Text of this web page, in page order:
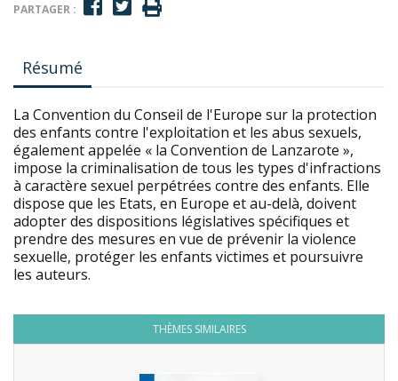
PARTAGER :
Résumé
La Convention du Conseil de l'Europe sur la protection
des enfants contre l'exploitation et les abus sexuels,
également appelée « la Convention de Lanzarote »,
impose la criminalisation de tous les types d'infractions
à caractère sexuel perpétrées contre des enfants. Elle
dispose que les Etats, en Europe et au-delà, doivent
adopter des dispositions législatives spécifiques et
prendre des mesures en vue de prévenir la violence
sexuelle, protéger les enfants victimes et poursuivre
les auteurs.
THÈMES SIMILAIRES